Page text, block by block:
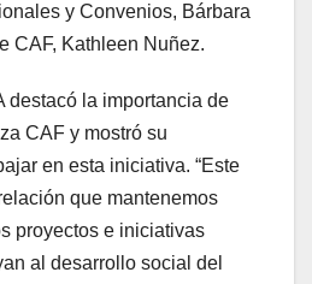
y Convenios, Bárbara
CAF, Kathleen Nuñez.
destacó la importancia de
CAF y mostró su
en esta iniciativa. “Este
que mantenemos
proyectos e iniciativas
al desarrollo social del